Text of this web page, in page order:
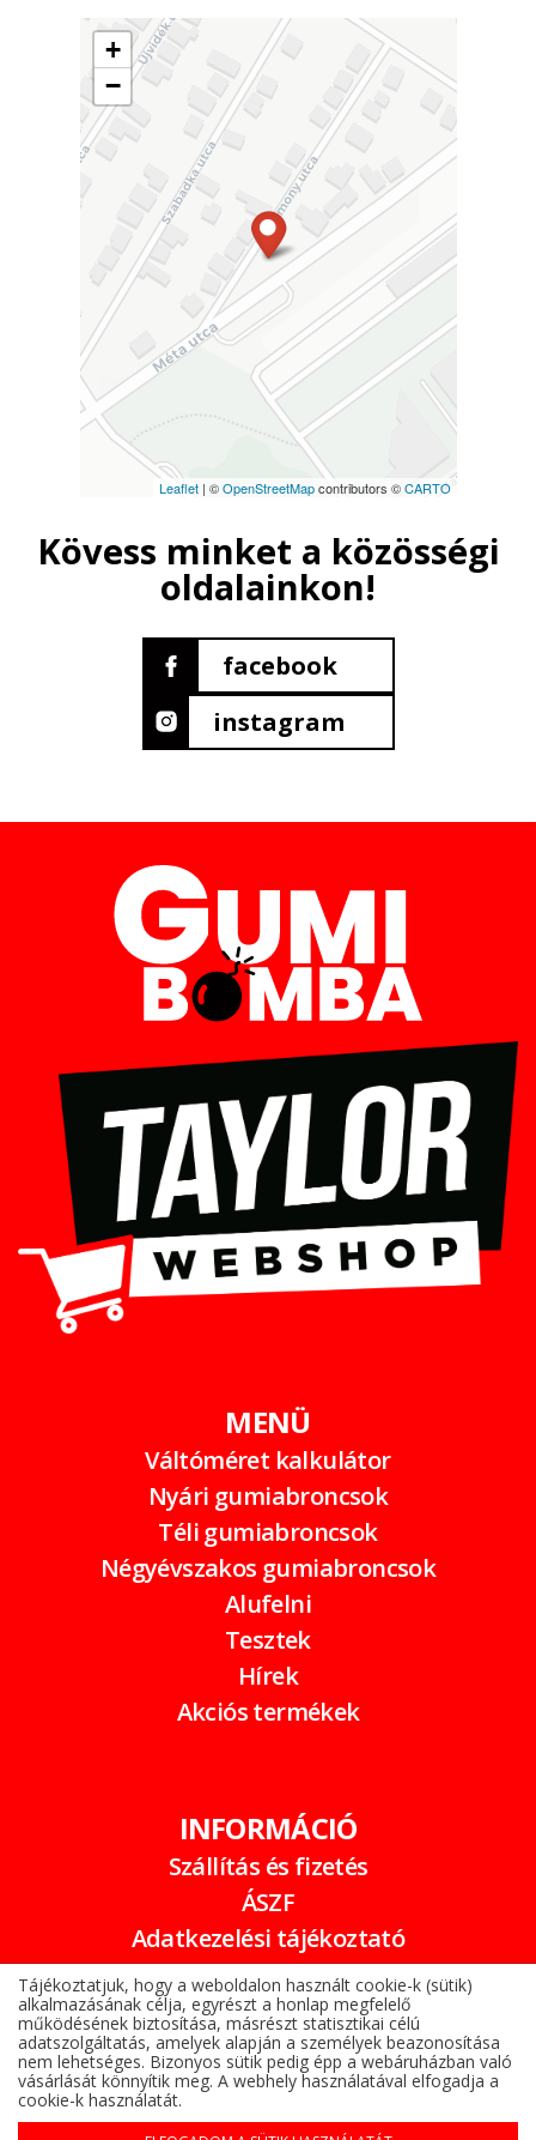
+
−
Leaflet| ©OpenStreetMapcontributors ©CARTO
Kövess minket a közösségi
oldalainkon!
facebook
instagram
MENÜ
Váltóméret kalkulátor
Nyári gumiabroncsok
Téli gumiabroncsok
Négyévszakos gumiabroncsok
Alufelni
Tesztek
Hírek
Akciós termékek
INFORMÁCIÓ
Szállítás és fizetés
ÁSZF
Adatkezelési tájékoztató
Garancia
Online elállási nyilatkozat
Tájékoztatjuk, hogy a weboldalon használt cookie-k (sütik)
alkalmazásának célja, egyrészt a honlap megfelelő
működésének biztosítása, másrészt statisztikai célú
adatszolgáltatás, amelyek alapján a személyek beazonosítása
nem lehetséges. Bizonyos sütik pedig épp a webáruházban való
vásárlását könnyítik meg. A webhely használatával elfogadja a
cookie-k használatát.